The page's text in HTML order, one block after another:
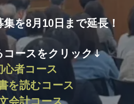
を8月10日まで延長！
コースをクリック↓
心者コース
を読むコース
会計コース